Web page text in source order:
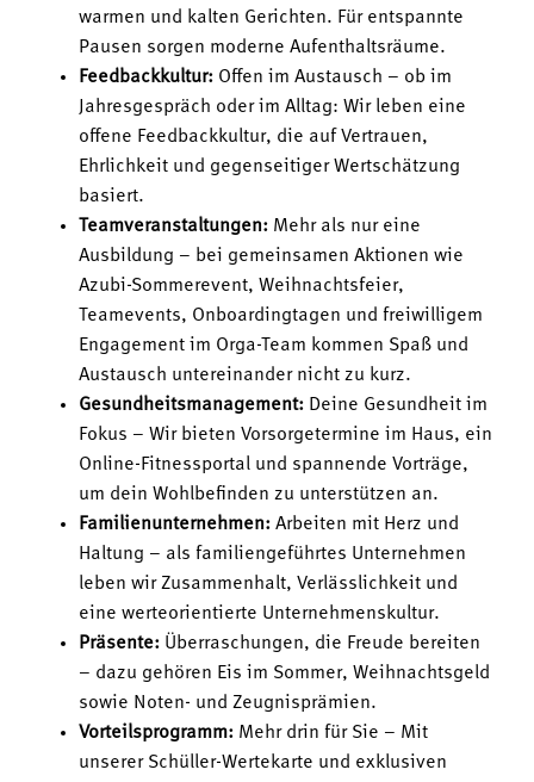
warmen und kalten Gerichten. Für entspannte
Pausen sorgen moderne Aufenthaltsräume.
Feedbackkultur: Offen im Austausch – ob im
Jahresgespräch oder im Alltag: Wir leben eine
offene Feedbackkultur, die auf Vertrauen,
Ehrlichkeit und gegenseitiger Wertschätzung
basiert.
Teamveranstaltungen: Mehr als nur eine
Ausbildung – bei gemeinsamen Aktionen wie
Azubi-Sommerevent, Weihnachtsfeier,
Teamevents, Onboardingtagen und freiwilligem
Engagement im Orga-Team kommen Spaß und
Austausch untereinander nicht zu kurz.
Gesundheitsmanagement: Deine Gesundheit im
Fokus – Wir bieten Vorsorgetermine im Haus, ein
Online-Fitnessportal und spannende Vorträge,
um dein Wohlbefinden zu unterstützen an.
Familienunternehmen: Arbeiten mit Herz und
Haltung – als familiengeführtes Unternehmen
leben wir Zusammenhalt, Verlässlichkeit und
eine werteorientierte Unternehmenskultur.
Präsente: Überraschungen, die Freude bereiten
– dazu gehören Eis im Sommer, Weihnachtsgeld
sowie Noten- und Zeugnisprämien.
Vorteilsprogramm: Mehr drin für Sie – Mit
unserer Schüller-Wertekarte und exklusiven